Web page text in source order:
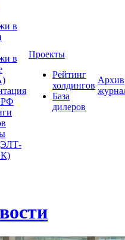
в
в
РФ
Проекты
Рейтинг
холдингов
База
дилеров
Архив